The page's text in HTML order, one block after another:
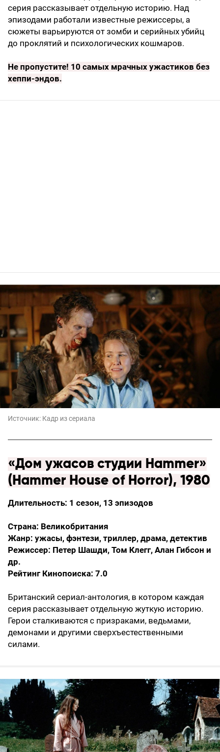
серия рассказывает отдельную историю. Над
эпизодами работали известные режиссеры, а
сюжеты варьируются от зомби и серийных убийц
до проклятий и психологических кошмаров.
Не пропустите! 10 самых мрачных ужастиков без
хеппи-эндов.
Источник: Кадр из сериала
«Дом ужасов студии Hammer»
(Hammer House of Horror), 1980
Длительность: 1 сезон, 13 эпизодов
Страна: Великобритания
Жанр: ужасы, фэнтези, триллер, драма, детектив
Режиссер: Петер Шашди, Том Клегг, Алан Гибсон и
др.
Рейтинг Кинопоиска: 7.0
Британский сериал-антология, в котором каждая
серия рассказывает отдельную жуткую историю.
Герои сталкиваются с призраками, ведьмами,
демонами и другими сверхъестественными
силами.